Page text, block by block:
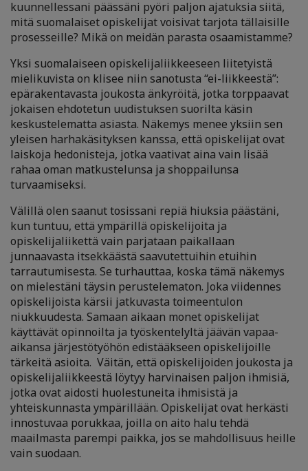
kuunnellessani päässäni pyöri paljon ajatuksia siitä,
mitä suomalaiset opiskelijat voisivat tarjota tällaisille
prosesseille? Mikä on meidän parasta osaamistamme?
Yksi suomalaiseen opiskelijaliikkeeseen liitetyistä
mielikuvista on klisee niin sanotusta “ei-liikkeestä”:
epärakentavasta joukosta änkyröitä, jotka torppaavat
jokaisen ehdotetun uudistuksen suorilta käsin
keskustelematta asiasta. Näkemys menee yksiin sen
yleisen harhakäsityksen kanssa, että opiskelijat ovat
laiskoja hedonisteja, jotka vaativat aina vain lisää
rahaa oman matkustelunsa ja shoppailunsa
turvaamiseksi.
Välillä olen saanut tosissani repiä hiuksia päästäni,
kun tuntuu, että ympärillä opiskelijoita ja
opiskelijaliikettä vain parjataan paikallaan
junnaavasta itsekkäästä saavutettuihin etuihin
tarrautumisesta. Se turhauttaa, koska tämä näkemys
on mielestäni täysin perustelematon. Joka viidennes
opiskelijoista kärsii jatkuvasta toimeentulon
niukkuudesta. Samaan aikaan monet opiskelijat
käyttävät opinnoilta ja työskentelyltä jäävän vapaa-
aikansa järjestötyöhön edistääkseen opiskelijoille
tärkeitä asioita. Väitän, että opiskelijoiden joukosta ja
opiskelijaliikkeestä löytyy harvinaisen paljon ihmisiä,
jotka ovat aidosti huolestuneita ihmisistä ja
yhteiskunnasta ympärillään. Opiskelijat ovat herkästi
innostuvaa porukkaa, joilla on aito halu tehdä
maailmasta parempi paikka, jos se mahdollisuus heille
vain suodaan.